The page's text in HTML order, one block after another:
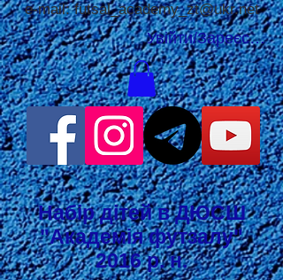
Увійти/
e-mail:futsal_academy_zt@ukr.net
Набір дітей в ДЮСШ
"Академія футзалу"
2016 р. н.